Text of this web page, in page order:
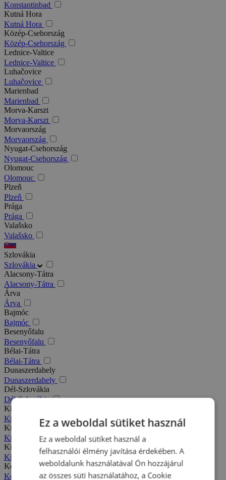
Konstantinbad
Kutná Hora
Kutná Hora
Közép-Csehország
Közép-Csehország
Lednice-Valtice
Lednice-Valtice
Luhačovice
Luhačovice
Marienbad
Marienbad
Morva-Karszt
Morva-Karszt
Morvaország
Morvaország
Nyugat-Csehország
Nyugat-Csehország
Olomouc
Olomouc
Plzeň
Plzeň
Prága
Prága
Valašsko
Valašsko
Szlovákia
Szlovákia
Alacsony-Tátra
Alacsony-Tátra
Árva
Árva
Bajmóc
Bajmóc
Besenyőfalu
Besenyőfalu
Bélai-Tátra
Bélai-Tátra
Dunaszerdahely
Dunaszerdahely
Dél-Szlovákia
Dél-Szlovákia
Kis-Fátra
Kis-Fátra
Kisbélic
Kisbélic
Kiszucai-Beszkidek
Kiszucai-Beszkidek
Komárno
Komárno
Ez a weboldal sütiket használ
Ez a weboldal sütiket használ a
felhasználói élmény javítása érdekében. A
weboldalunk használatával Ön hozzájárul
az összes süti használatához, a Cookie